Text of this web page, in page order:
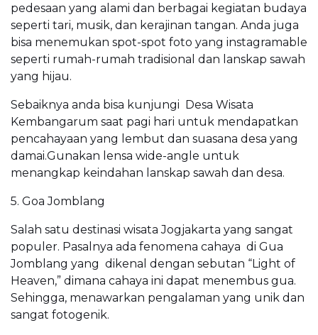
pedesaan yang alami dan berbagai kegiatan budaya
seperti tari, musik, dan kerajinan tangan. Anda juga
bisa menemukan spot-spot foto yang instagramable
seperti rumah-rumah tradisional dan lanskap sawah
yang hijau.
Sebaiknya anda bisa kunjungi Desa Wisata
Kembangarum saat pagi hari untuk mendapatkan
pencahayaan yang lembut dan suasana desa yang
damai.Gunakan lensa wide-angle untuk
menangkap keindahan lanskap sawah dan desa.
5. Goa Jomblang
Salah satu destinasi wisata Jogjakarta yang sangat
populer. Pasalnya ada fenomena cahaya di Gua
Jomblang yang dikenal dengan sebutan “Light of
Heaven,” dimana cahaya ini dapat menembus gua.
Sehingga, menawarkan pengalaman yang unik dan
sangat fotogenik.